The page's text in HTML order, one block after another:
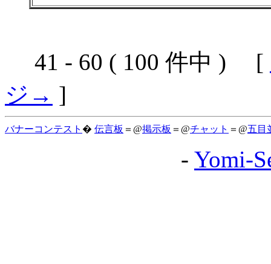
41 - 60 ( 100 件中 ) [
ジ→ ]
バナーコンテスト � 伝言板 ＝@掲示板 ＝@チャット ＝@五目
- Yomi-